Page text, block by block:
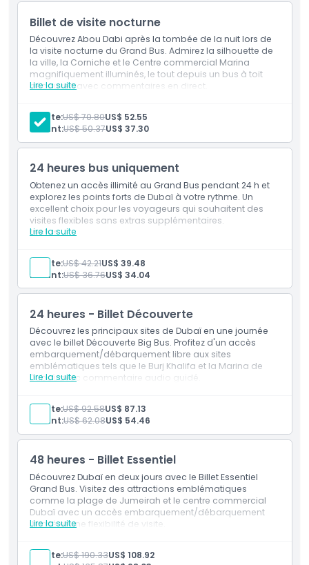
Points forts
Inclus
Politique enfant/adulte
Heure de prise en charge/dépose
Heures d'ouverture
Comment échanger
Politique d'annulation
Billet de visite nocturne
Découvrez Abou Dabi après la tombée de la nuit lors de
la visite nocturne du Grand Bus. Admirez la silhouette de
la ville, la Corniche et le Centre commercial Marina
magnifiquement illuminés, le tout depuis un bus à toit
découvert avec commentaires en direct.
Lire la suite
Visite panoramique nocturne de 1,5 h
Guides en direct
Voir tous les principaux sites
Application mobile gratuite
Adulte:US$ 70.80US$ 52.55
Enfant:US$ 50.37US$ 37.30
24 heures bus uniquement
Obtenez un accès illimité au Grand Bus pendant 24 h et
explorez les points forts de Dubaï à votre rythme. Un
excellent choix pour les voyageurs qui souhaitent des
visites flexibles sans extras supplémentaires.
Lire la suite
Inclus
Commentaire préenregistré
Voir tous les sites incontournables
Application mobile gratuite
Adulte:US$ 42.21US$ 39.48
Enfant:US$ 36.76US$ 34.04
24 heures - Billet Découverte
Découvrez les principaux sites de Dubaï en une journée
avec le billet Découverte Big Bus. Profitez d'un accès
embarquement/débarquement libre aux sites
emblématiques tels que le Burj Khalifa et la Marina de
Dubaï, avec commentaire audio guidé.
Lire la suite
1 jour embarquement et débarquement libres
Croisière en dhow
Commentaire préenregistré
Voir tous les sites incontournables
Adulte:US$ 92.58US$ 87.13
Enfant:US$ 62.08US$ 54.46
48 heures - Billet Essentiel
Découvrez Dubaï en deux jours avec le Billet Essentiel
Grand Bus. Visitez des attractions emblématiques
comme la plage de Jumeirah et le centre commercial
Dubaï avec un accès embarquement/débarquement
illimité et une flexibilité de visite.
Lire la suite
5 jours d'embarquement et de débarquement
illimités
Adulte:US$ 190.33US$ 108.92